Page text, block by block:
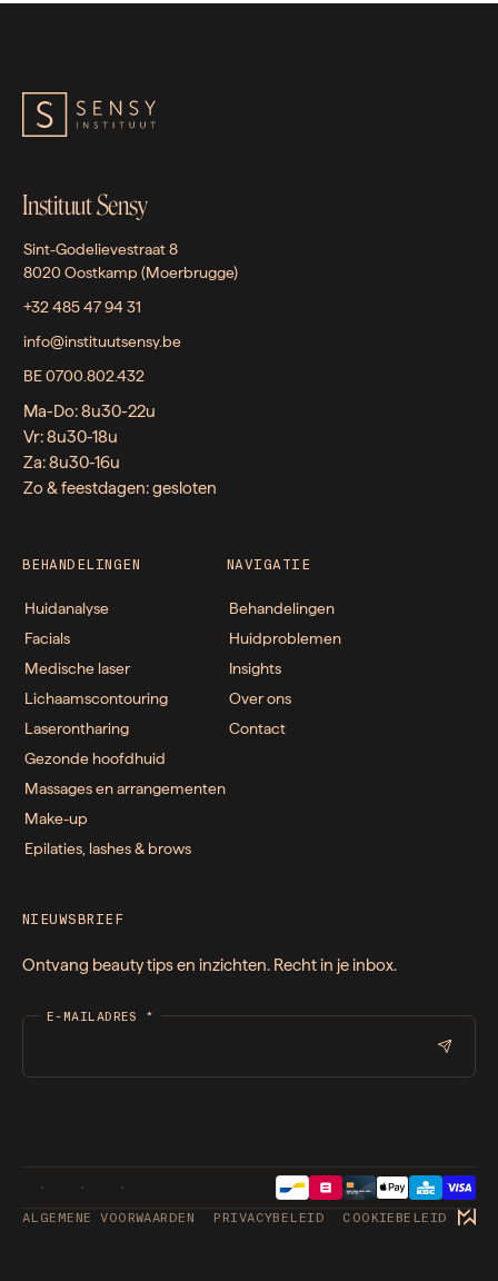
Instituut Sensy
Sint-Godelievestraat 8
8020 Oostkamp (Moerbrugge)
+32 485 47 94 31
info@instituutsensy.be
BE 0700.802.432
Ma-Do: 8u30-22u
Vr: 8u30-18u
Za: 8u30-16u
Zo & feestdagen: gesloten
BEHANDELINGEN
Huidanalyse
Facials
Medische laser
Lichaamscontouring
Laserontharing
Gezonde hoofdhuid
Massages en arrangementen
Make-up
Epilaties, lashes & brows
NAVIGATIE
Behandelingen
Huidproblemen
Insights
Over ons
Contact
NIEUWSBRIEF
Ontvang beauty tips en inzichten. Recht in je inbox.
E-MAILADRES *
ALGEMENE VOORWAARDEN PRIVACYBELEID COOKIEBELEID